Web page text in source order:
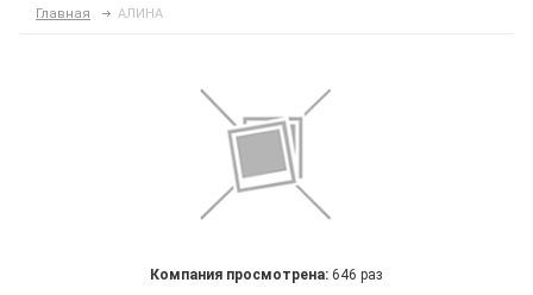
Главная АЛИНА
Компания просмотрена: 646 раз